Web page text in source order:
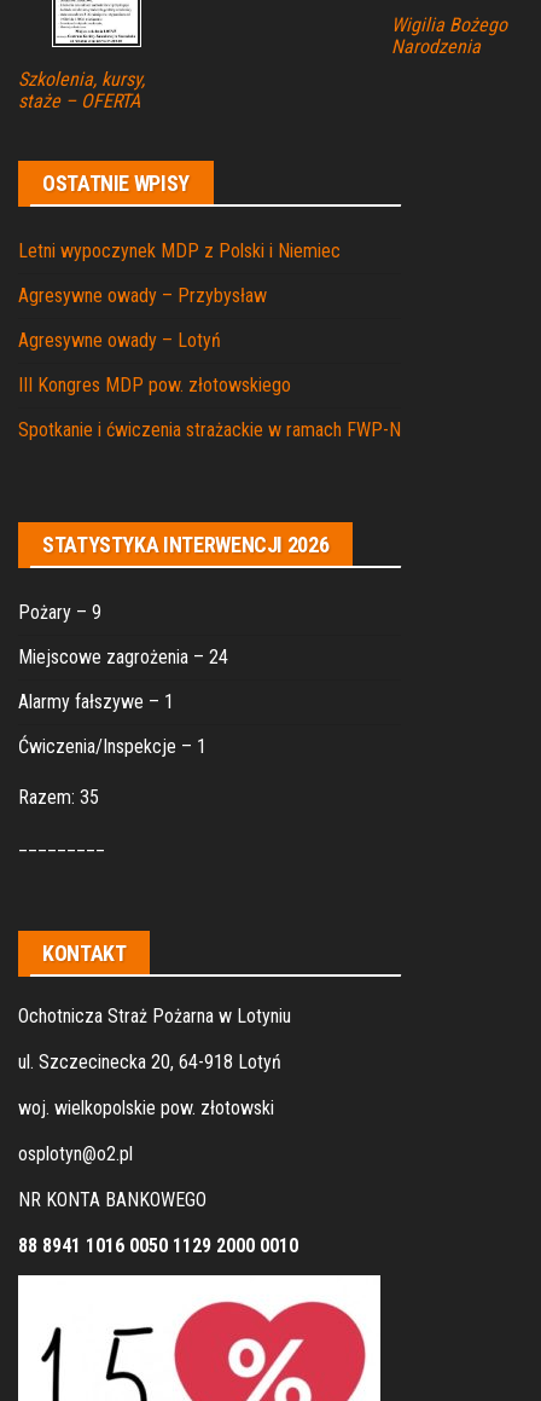
Szkolenia, kursy,
staże – OFERTA
Wigilia Bożego
Narodzenia
OSTATNIE WPISY
Letni wypoczynek MDP z Polski i Niemiec
Agresywne owady – Przybysław
Agresywne owady – Lotyń
III Kongres MDP pow. złotowskiego
Spotkanie i ćwiczenia strażackie w ramach FWP-N
STATYSTYKA INTERWENCJI 2026
Pożary – 9
Miejscowe zagrożenia – 24
Alarmy fałszywe – 1
Ćwiczenia/Inspekcje – 1
Razem: 35
KONTAKT
Ochotnicza Straż Pożarna w Lotyniu
ul. Szczecinecka 20, 64-918 Lotyń
woj. wielkopolskie pow. złotowski
osplotyn@o2.pl
NR KONTA BANKOWEGO
88 8941 1016 0050 1129 2000 0010